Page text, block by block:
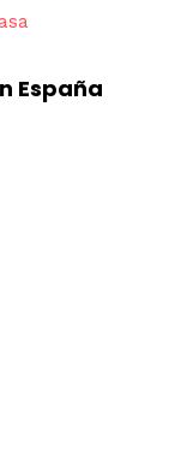
España